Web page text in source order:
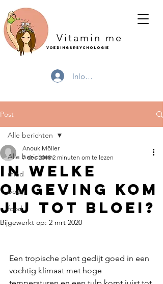
Vitamin me
Voedingspsychologie
Inloggen
Post
Alle berichten
mind
body
food
Alle berichten
In welke
omgeving kom
jij tot bloei?
Anouk Möller
7 dec 2018 2 minuten om te lezen
Bijgewerkt op: 2 mrt 2020
Een tropische plant gedijt goed in een
vochtig klimaat met hoge